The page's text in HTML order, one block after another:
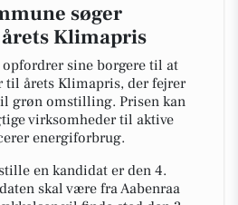
søger
Klimapris
sine borgere til at
til årets Klimapris, der fejrer
grøn omstilling. Prisen kan
virksomheder til aktive
energiforbrug.
en kandidat er den 4.
skal være fra Aabenraa